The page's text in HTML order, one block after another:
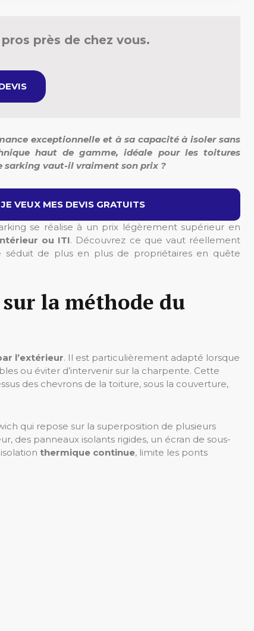
près de chez vous.
exceptionnelle et à sa capacité à isoler sans
haut de gamme, idéale pour les toitures
sarking vaut-il vraiment son prix ?
VEUX MES DEVIS GRATUITS
se réalise à un prix légèrement supérieur en
ou ITI. Découvrez ce que vaut réellement
de plus en plus de propriétaires en quête
la méthode du
l’extérieur. Il est particulièrement adapté lorsque
ou éviter d’intervenir sur la charpente. Cette
des chevrons de la toiture, sous la couverture,
qui repose sur la superposition de plusieurs
des panneaux isolants rigides, un écran de sous-
thermique continue, limite les ponts